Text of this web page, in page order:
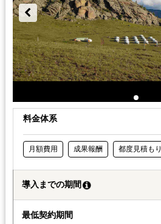
料金体系
月額費用 成果報酬 都度見積もり
導入までの期間
最低契約期間